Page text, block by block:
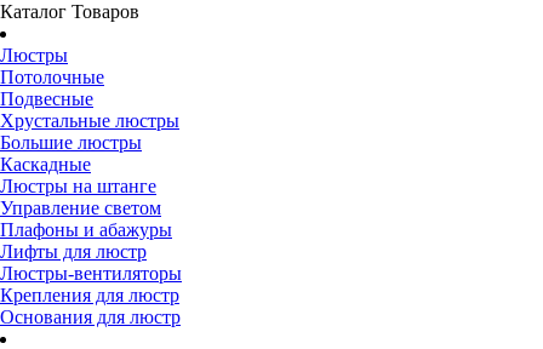
Каталог Товаров
Люстры
Потолочные
Подвесные
Хрустальные люстры
Большие люстры
Каскадные
Люстры на штанге
Управление светом
Плафоны и абажуры
Лифты для люстр
Люстры-вентиляторы
Крепления для люстр
Основания для люстр